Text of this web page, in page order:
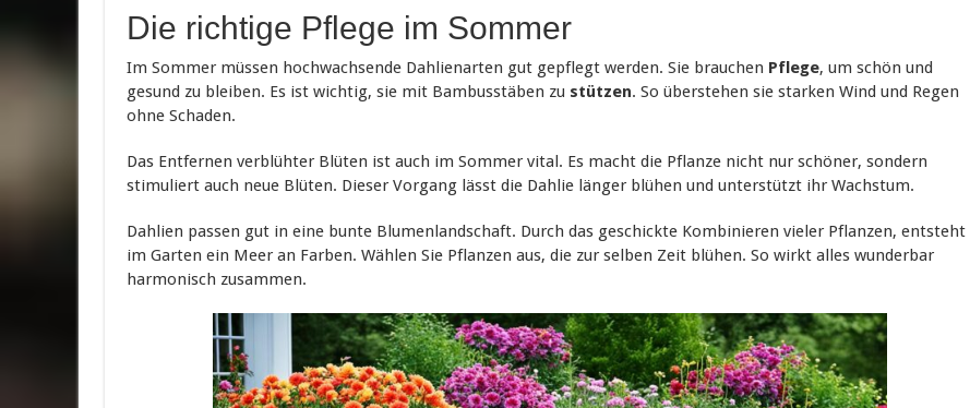
Die richtige Pflege im Sommer
Im Sommer müssen hochwachsende Dahlienarten gut gepflegt werden. Sie brauchen Pflege, um schön und
gesund zu bleiben. Es ist wichtig, sie mit Bambusstäben zu stützen. So überstehen sie starken Wind und Regen
ohne Schaden.
Das Entfernen verblühter Blüten ist auch im Sommer vital. Es macht die Pflanze nicht nur schöner, sondern
stimuliert auch neue Blüten. Dieser Vorgang lässt die Dahlie länger blühen und unterstützt ihr Wachstum.
Dahlien passen gut in eine bunte Blumenlandschaft. Durch das geschickte Kombinieren vieler Pflanzen, entsteht
im Garten ein Meer an Farben. Wählen Sie Pflanzen aus, die zur selben Zeit blühen. So wirkt alles wunderbar
harmonisch zusammen.